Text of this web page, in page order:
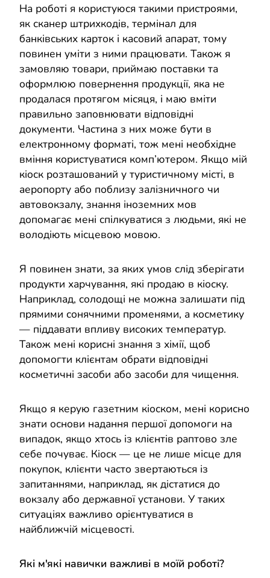
На роботі я користуюся такими пристроями,
як сканер штрихкодів, термінал для
банківських карток і касовий апарат, тому
повинен уміти з ними працювати. Також я
замовляю товари, приймаю поставки та
оформлюю повернення продукції, яка не
продалася протягом місяця, і маю вміти
правильно заповнювати відповідні
документи. Частина з них може бути в
електронному форматі, тож мені необхідне
вміння користуватися комп’ютером. Якщо мій
кіоск розташований у туристичному місті, в
аеропорту або поблизу залізничного чи
автовокзалу, знання іноземних мов
допомагає мені спілкуватися з людьми, які не
володіють місцевою мовою.
Я повинен знати, за яких умов слід зберігати
продукти харчування, які продаю в кіоску.
Наприклад, солодощі не можна залишати під
прямими сонячними променями, а косметику
— піддавати впливу високих температур.
Також мені корисні знання з хімії, щоб
допомогти клієнтам обрати відповідні
косметичні засоби або засоби для чищення.
Якщо я керую газетним кіоском, мені корисно
знати основи надання першої допомоги на
випадок, якщо хтось із клієнтів раптово зле
себе почуває. Кіоск — це не лише місце для
покупок, клієнти часто звертаються із
запитаннями, наприклад, як дістатися до
вокзалу або державної установи. У таких
ситуаціях важливо орієнтуватися в
найближчій місцевості.
Які м'які навички важливі в моїй роботі?